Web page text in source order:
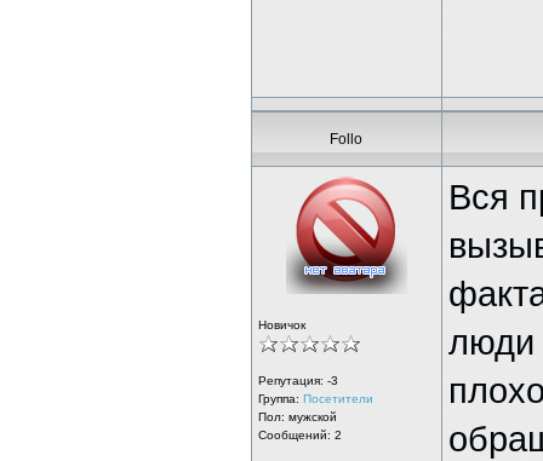
Follo
Новичок
Репутация: -3
Группа: Посетители
Пол: мужской
Сообщений: 2
Вся
люди